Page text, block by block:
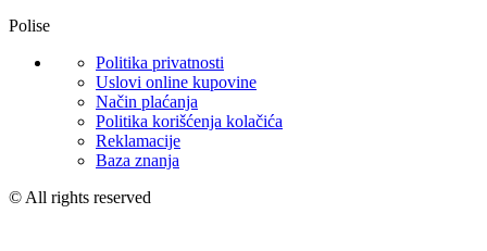
Polise
Politika privatnosti
Uslovi online kupovine
Način plaćanja
Politika korišćenja kolačića
Reklamacije
Baza znanja
© All rights reserved